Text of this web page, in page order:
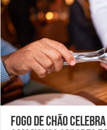
Fogo de Chão